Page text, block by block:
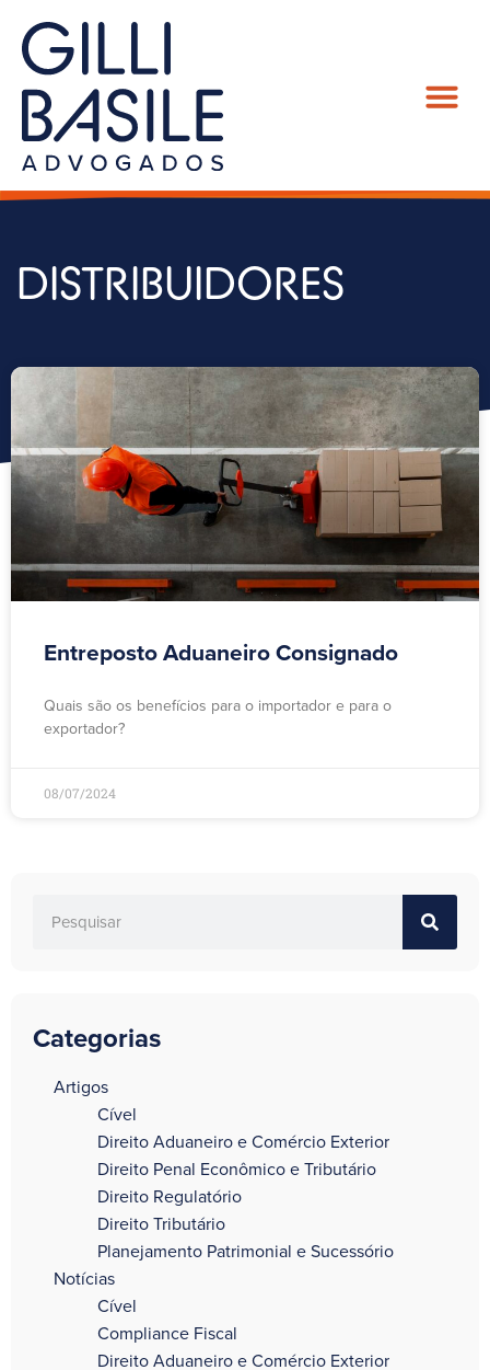
DISTRIBUIDORES
Entreposto Aduaneiro Consignado
Quais são os benefícios para o importador e para o
exportador?
08/07/2024
Categorias
Artigos
Cível
Direito Aduaneiro e Comércio Exterior
Direito Penal Econômico e Tributário
Direito Regulatório
Direito Tributário
Planejamento Patrimonial e Sucessório
Notícias
Cível
Compliance Fiscal
Direito Aduaneiro e Comércio Exterior